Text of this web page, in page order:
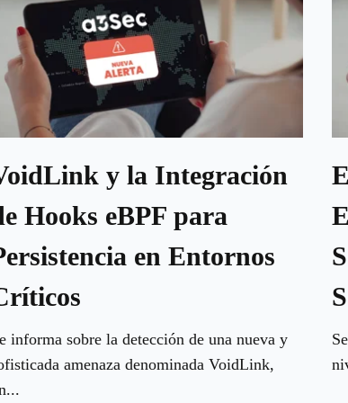
y la Integración
Hooks eBPF para
en Entornos
informa sobre la detección de una nueva y
amenaza denominada VoidLink,